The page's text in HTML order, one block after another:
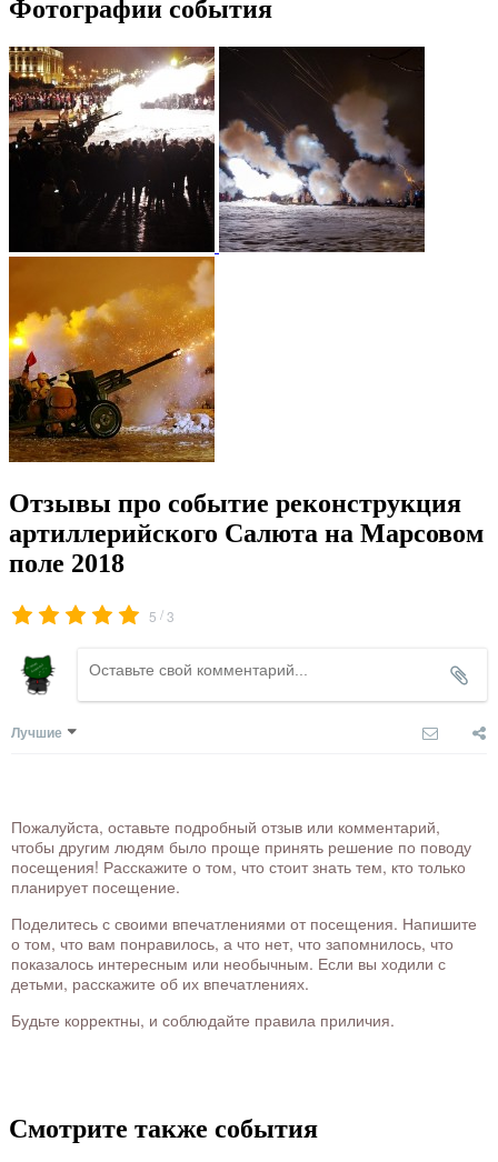
Фотографии события
Отзывы про событие реконструкция
артиллерийского Салюта на Марсовом
поле 2018
5 /3
Лучшие
Пожалуйста, оставьте подробный отзыв или комментарий,
чтобы другим людям было проще принять решение по поводу
посещения! Расскажите о том, что стоит знать тем, кто только
планирует посещение.
Поделитесь с своими впечатлениями от посещения. Напишите
о том, что вам понравилось, а что нет, что запомнилось, что
показалось интересным или необычным. Если вы ходили с
детьми, расскажите об их впечатлениях.
Будьте корректны, и соблюдайте правила приличия.
Смотрите также события